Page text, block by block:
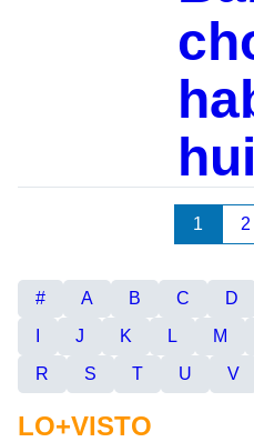
1 2
# A B C D
J K L M
R
S T U V
LO+VISTO